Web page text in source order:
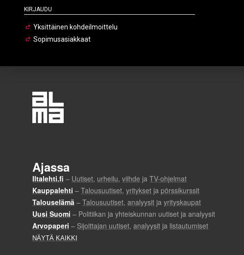
Kirjaudu
Yksittäinen kohdeilmoittelu
Sopimusasiakkaat